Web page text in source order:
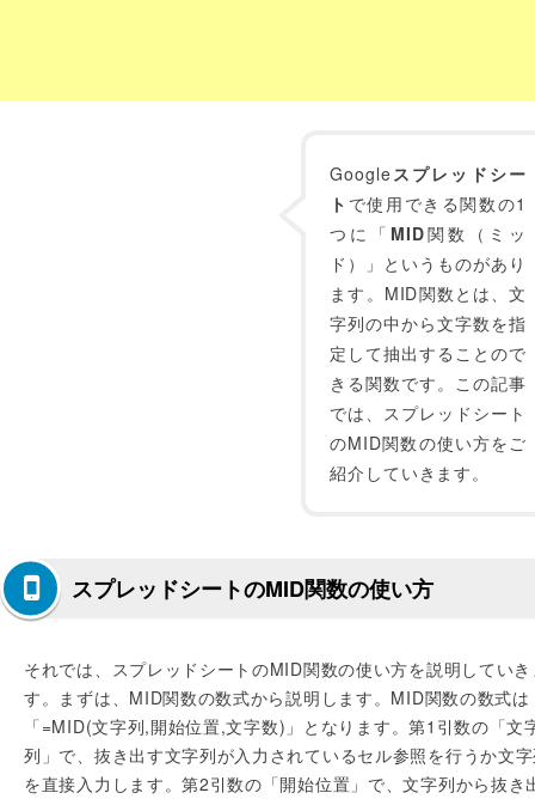
Googleスプレッドシー
ト で使用できる関数の1
つに「 MID関数（ミッ
ド）」というものがあり
ます。MID関数とは、文
字列の中から文字数を指
定して抽出することので
きる関数です。この記事
では、スプレッドシート
のMID関数の使い方をご
紹介していきます。
スプレッドシートのMID関数の使い方
それでは、スプレッドシートのMID関数の使い方を説明してい
す。まずは、MID関数の数式から説明します。MID関数の数式は
「=MID(文字列,開始位置,文字数)」となります。第1引数の「文
列」で、抜き出す文字列が入力されているセル参照を行うか文
を直接入力します。第2引数の「開始位置」で、文字列から抜き